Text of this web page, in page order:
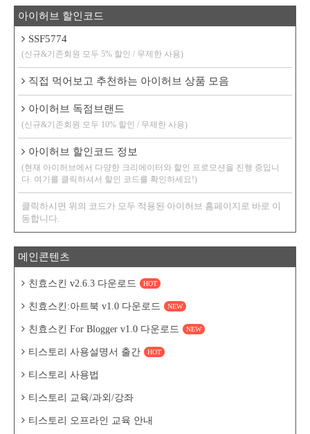
아이허브 할인코드
SSF5774
(신규&기존회원 모두 5% 할인 / 무제한 사용)
직접 먹어보고 추천하는 아이허브 상품 모음
아이허브 독점브랜드
(신규&기존회원 모두 10% 할인 / 무제한 사용)
아이허브 할인코드 정보
(현재 아이허브에서 다양한 크리에이터와 할인 프로모션을 진행 중입니
다. 여기를 클릭하셔서 할인 코드를 확인하세요!)
클릭하시면 위의 코드가 모두 적용된 아이허브 홈페이지로 바로 이
동합니다.
메인콘텐츠
친효스킨 v2.6.3 다운로드 HOT
친효스킨:아트북 v1.0 다운로드 NEW
친효스킨 For Blogger v1.0 다운로드 NEW
티스토리 사용설명서 출간 HOT
티스토리 사용법
티스토리 교육/과외/강좌
티스토리 오프라인 교육 안내